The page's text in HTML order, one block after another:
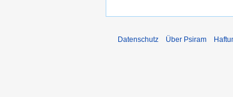
Datenschutz Über Psiram